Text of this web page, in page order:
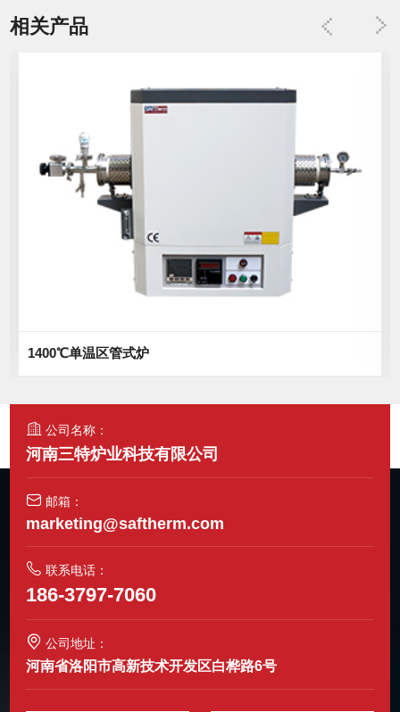
相关产品
1400℃单温区管式炉
公司名称：
河南三特炉业科技有限公司
邮箱：
marketing@saftherm.com
联系电话：
186-3797-7060
公司地址：
河南省洛阳市高新技术开发区白桦路6号